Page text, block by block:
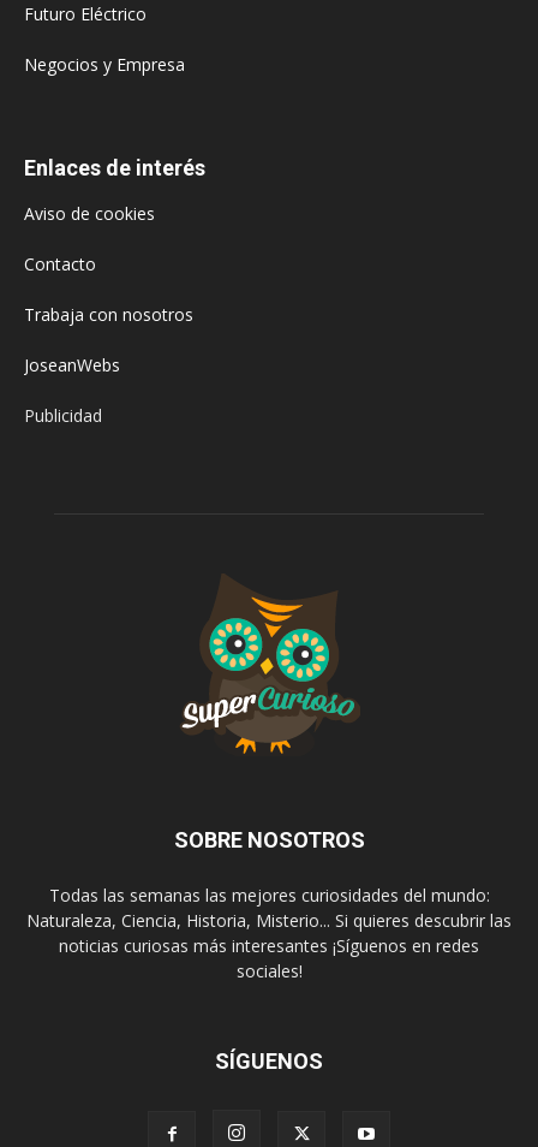
Futuro Eléctrico
Negocios y Empresa
Enlaces de interés
Aviso de cookies
Contacto
Trabaja con nosotros
JoseanWebs
Publicidad
SOBRE NOSOTROS
Todas las semanas las mejores curiosidades del mundo:
Naturaleza, Ciencia, Historia, Misterio... Si quieres descubrir las
noticias curiosas más interesantes ¡Síguenos en redes
sociales!
SÍGUENOS